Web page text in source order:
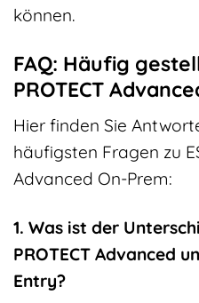
können.
FAQ: Häufig
PROTECT
Hier finden Sie
häufigsten Fragen zu
Advanced On-Prem:
1. Was ist der
PROTECT Advanced
Entry?